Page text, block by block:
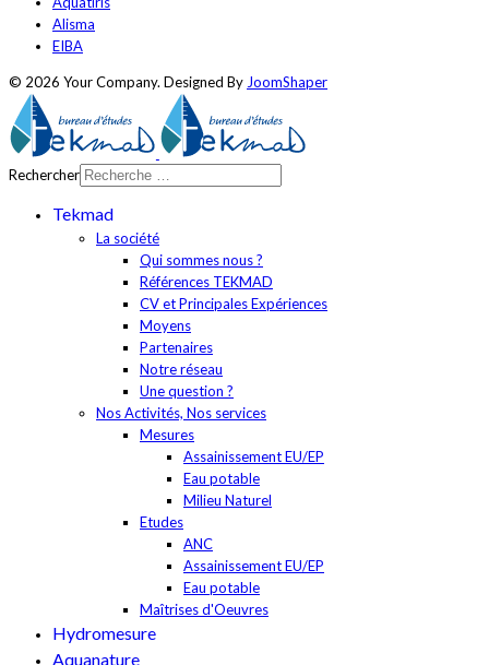
Alisma
EIBA
© 2026 Your Company. Designed By JoomShaper
Rechercher
Tekmad
La société
Qui sommes nous ?
Références TEKMAD
CV et Principales Expériences
Moyens
Partenaires
Notre réseau
Une question ?
Nos Activités, Nos services
Mesures
Assainissement EU/EP
Eau potable
Milieu Naturel
Etudes
ANC
Assainissement EU/EP
Eau potable
Maîtrises d'Oeuvres
Hydromesure
Aquanature